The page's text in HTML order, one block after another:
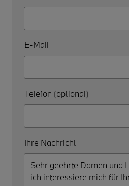
E-Mail
Telefon (optional)
Ihre Nachricht